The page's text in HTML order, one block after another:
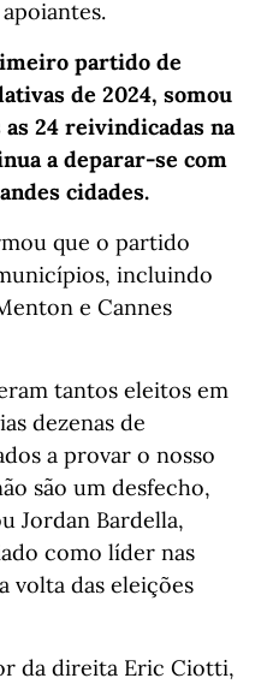
partido de
de 2024, somou
24 reivindicadas na
a deparar-se com
cidades.
que o partido
incluindo
e Cannes
tantos eleitos em
dezenas de
a provar o nosso
são um desfecho,
Jordan Bardella,
como líder nas
volta das eleições
da direita Eric Ciotti,